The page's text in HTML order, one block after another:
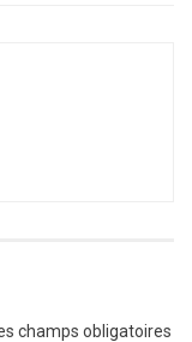
champs obligatoires